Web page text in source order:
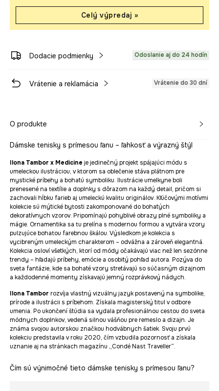
Celý výpredaj »
Dodacie podmienky Odoslanie aj do 24 hodín
Vrátenie a reklamácia Vrátenie do 30 dní
O produkte
Dámske tenisky s prímesou ľanu – ľahkosť a výrazný štýl
Ilona Tambor x Medicine je jedinečný projekt spájajúci módu s
umeleckou ilustráciou, v ktorom sa oblečenie stáva plátnom pre
mystické príbehy a bohatú symboliku. Ilustrácie umelkyne boli
prenesené na textílie a doplnky s dôrazom na každý detail, pričom si
zachovali hĺbku farieb aj umeleckú kvalitu originálov. Kľúčovými motívmi
kolekcie sú mýtické bytosti zakomponované do bohatých
dekoratívnych vzorov. Pripomínajú pohyblivé obrazy plné symboliky a
mágie. Ornamentika sa tu prelína s modernou formou a vytvára vzory
pulzujúce bohatou farebnou škálou. Výsledkom je kolekcia s
vycibreným umeleckým charakterom – odvážna a zároveň elegantná.
Kolekcia osloví všetkých, ktorí od módy očakávajú viac než len sezónne
trendy – hľadajú príbehy, emócie a osobitý pohľad autora. Pozýva do
sveta fantázie, kde sa bohaté vzory stretávajú so súčasným dizajnom
a každodenné momenty získavajú jemný rozprávkový nádych.
Ilona Tambor rozvíja vlastný vizuálny jazyk postavený na symbolike,
prírode a ilustrácii s príbehom. Získala magisterský titul v odbore
umenia. Po ukončení štúdia sa vydala profesionálnou cestou do sveta
módnych doplnkov, vedená silnou vášňou pre remeslo a dizajn. Je
známa svojou autorskou značkou hodvábnych šatiek. Svoju prvú
kolekciu predstavila v roku 2020, čím vzbudila pozornosť a získala
uznanie aj na stránkach magazínu „Condé Nast Traveller“.
Čím sú výnimočné tieto dámske tenisky s prímesou ľanu?